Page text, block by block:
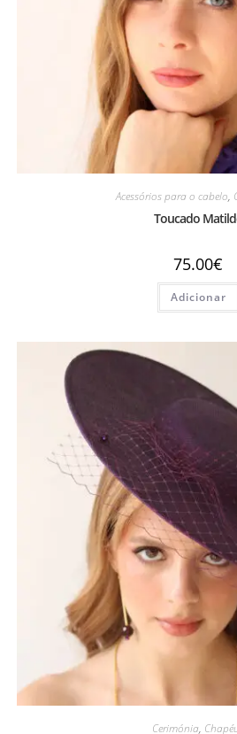
Acessórios para o cabelo,
Toucado
75.00€
Adicionar
Cerimónia,